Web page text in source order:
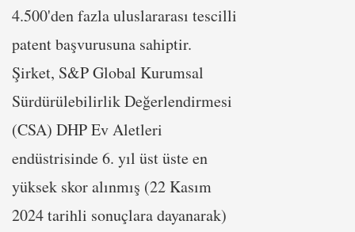
4.500'den fazla uluslararası tescilli
patent başvurusuna sahiptir.
Şirket, S&P Global Kurumsal
Sürdürülebilirlik Değerlendirmesi
(CSA) DHP Ev Aletleri
endüstrisinde 6. yıl üst üste en
yüksek skor alınmış (22 Kasım
2024 tarihli sonuçlara dayanarak)